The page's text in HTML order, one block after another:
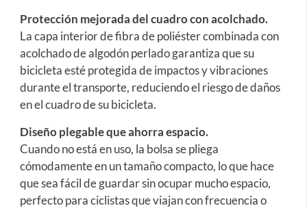
Protección mejorada del cuadro con acolchado.
La capa interior de fibra de poliéster combinada con
acolchado de algodón perlado garantiza que su
bicicleta esté protegida de impactos y vibraciones
durante el transporte, reduciendo el riesgo de daños
en el cuadro de su bicicleta.
Diseño plegable que ahorra espacio.
Cuando no está en uso, la bolsa se pliega
cómodamente en un tamaño compacto, lo que hace
que sea fácil de guardar sin ocupar mucho espacio,
perfecto para ciclistas que viajan con frecuencia o